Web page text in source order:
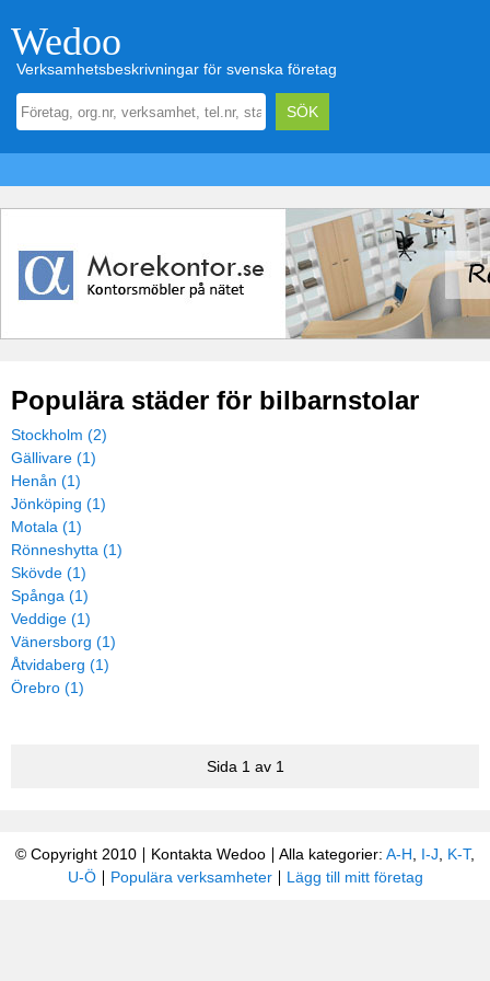
Wedoo
Verksamhetsbeskrivningar för svenska företag
Populära städer för bilbarnstolar
Stockholm (2)
Gällivare (1)
Henån (1)
Jönköping (1)
Motala (1)
Rönneshytta (1)
Skövde (1)
Spånga (1)
Veddige (1)
Vänersborg (1)
Åtvidaberg (1)
Örebro (1)
Sida 1 av 1
© Copyright 2010 Kontakta Wedoo Alla kategorier: A-H I-J K-T,
U-Ö
Populära verksamheter Lägg till mitt företag